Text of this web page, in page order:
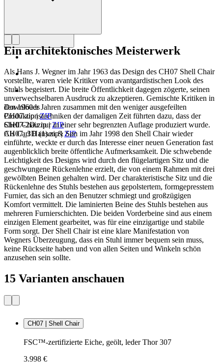
Downloads
CH07.zip|ZIP
CH07-2D.zip|ZIP
CH07_3D (1).zip|ZIP
Ein architektonisches Meisterwerk
Als Hans J. Wegner im Jahr 1963 das Design des CH07 Shell Chair
vorstellte, waren viele Kritiker vom avantgardistischen Look des
Stuhls begeistert. Die breite Öffentlichkeit dagegen zögerte, seinen
unverwechselbaren Ausdruck zu akzeptieren. Gemischte Kritiken in
den 1960er Jahren zusammen mit den weniger ausgefeilten
Produktionstechniken der damaligen Zeit führten dazu, dass der
Shell Chair nur in einer sehr begrenzten Auflage produziert wurde.
Als Carl Hansen & Søn im Jahr 1998 den Shell Chair wieder
einführte, weckte er durch das Interesse einer neuen Generation fast
augenblicklich breite öffentliche Aufmerksamkeit. Die schwebende
Leichtigkeit des Designs wird durch den flügelartigen Sitz und die
geschwungene Rückenlehne erzielt, die von einem Rahmen mit drei
gewölbten Beinen gehalten wird. Der charakteristische Sitz und die
Rückenlehne des Stuhls bestehen aus gepolstertem, formgepresstem
Furnier, das sich an den Benutzer schmiegt und großzügigen
Komfort vermittelt. Die laminierten Beine des Stuhls bestehen aus
mehreren Furnierschichten. Die beiden Vorderbeine sind aus einem
einzigen Element gearbeitet, was für eine einzigartige und stabile
Form sorgt. Der Shell Chair ist eine klare Manifestation von
Wegners Überzeugung, dass ein Stuhl immer bequem sein muss,
keine Rückseite haben und von allen Seiten und Winkeln schön
anzusehen sein sollte.
15 Varianten anschauen
CH07 | Shell Chair
FSC™-zertifizierte Eiche, geölt, leder Thor 307
3.998 €